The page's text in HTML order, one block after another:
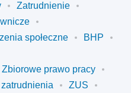
Zatrudnienie
społeczne
BHP
Zbiorowe prawo pracy
zatrudnienia
ZUS